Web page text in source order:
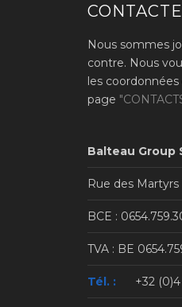
Nous sommes
contre. Nous
les
page
Balteau Group
Rue des Martyrs
BCE :
TVA : BE
Tél. : +32